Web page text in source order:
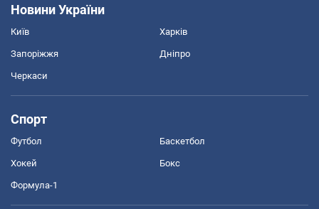
Новини України
Київ Харків
Запоріжжя Дніпро
Черкаси
Спорт
Футбол Баскетбол
Хокей Бокс
Формула-1